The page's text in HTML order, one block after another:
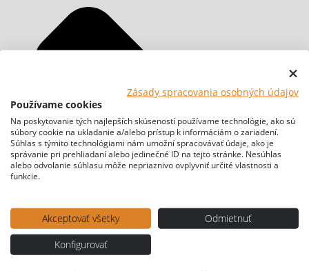
Zásady spracovania osobných údajov
Používame cookies
Na poskytovanie tých najlepších skúseností používame technológie, ako sú
súbory cookie na ukladanie a/alebo prístup k informáciám o zariadení.
Súhlas s týmito technológiami nám umožní spracovávať údaje, ako je
správanie pri prehliadaní alebo jedinečné ID na tejto stránke. Nesúhlas
alebo odvolanie súhlasu môže nepriaznivo ovplyvniť určité vlastnosti a
funkcie.
Akceptovať všetky
Odmietnuť
Konfigurovať